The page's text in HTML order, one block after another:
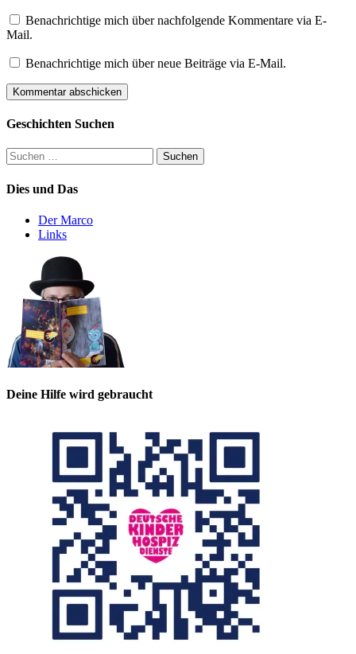
Benachrichtige mich über nachfolgende Kommentare via E-
Mail.
Benachrichtige mich über neue Beiträge via E-Mail.
Geschichten Suchen
Suchen
nach:
Dies und Das
Der Marco
Links
Deine Hilfe wird gebraucht